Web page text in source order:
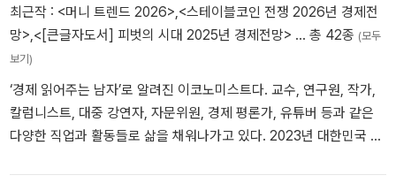
최근작 : <머니 트렌드 2026>,<스테이블코인 전쟁 2026년 경제전
망>,<[큰글자도서] 피벗의 시대 2025년 경제전망> … 총 42종 (모두
보기)
‘경제 읽어주는 남자’로 알려진 이코노미스트다. 교수, 연구원, 작가,
칼럼니스트, 대중 강연자, 자문위원, 경제 평론가, 유튜버 등과 같은
다양한 직업과 활동들로 삶을 채워나가고 있다. 2023년 대한민국 국